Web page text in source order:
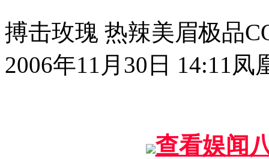
搏击玫瑰 热辣美眉极品
2006年11月30日 14:11 凤
查看娱闻